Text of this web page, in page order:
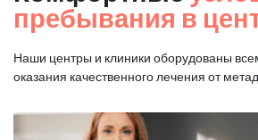
пребывания в
Наши центры и клиники оборудованы
оказания качественного лечения от